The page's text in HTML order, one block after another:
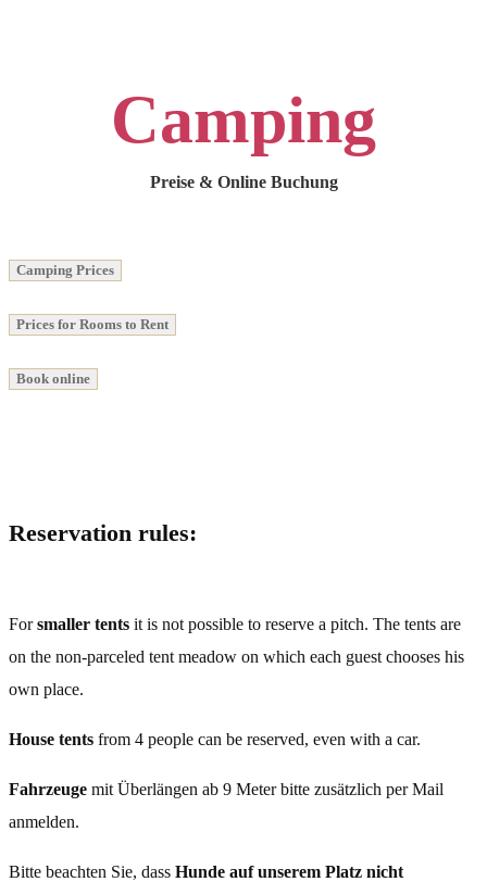
Camping
Preise & Online Buchung
Camping Prices
Prices for Rooms to Rent
Book online
Reservation rules:
Forsmaller tents it is not possible to reserve a pitch. The tents are
on the non-parceled tent meadow on which each guest chooses his
own place.
House tents from 4 people can be reserved, even with a car.
Fahrzeuge mit Überlängen ab 9 Meter bitte zusätzlich per Mail
anmelden.
Bitte beachten Sie, dass Hunde auf unserem Platz nicht